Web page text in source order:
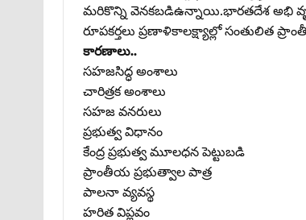
మరికొన్ని వెనకబడిఉన్నాయి.భారతదేశ అభి
రూపకర్తలు ప్రణాళికాలక్ష్యాల్లో సంతులిత
కారణాలు..
సహజసిద్ధ అంశాలు
చారిత్రక అంశాలు
సహజ వనరులు
ప్రభుత్వ విధానం
కేంద్ర ప్రభుత్వ మూలధన పెట్టుబడి
ప్రాంతీయ ప్రభుత్వాల పాత్ర
పాలనా వ్యవస్థ
హరిత విప్లవం